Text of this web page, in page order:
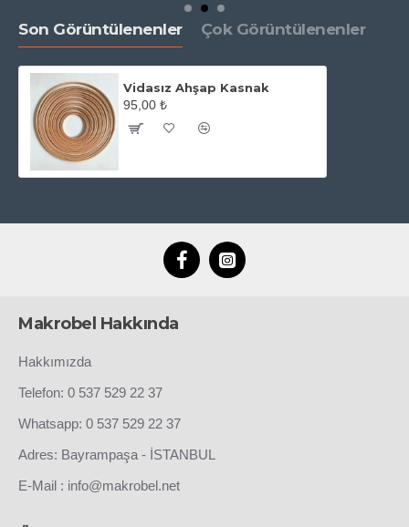
Son Görüntülenenler Çok Görüntülenenler
Vidasız Ahşap Kasnak
95,00 ₺
Makrobel Hakkında
Hakkımızda
Telefon: 0 537 529 22 37
Whatsapp: 0 537 529 22 37
Adres: Bayrampaşa - İSTANBUL
E-Mail : info@makrobel.net